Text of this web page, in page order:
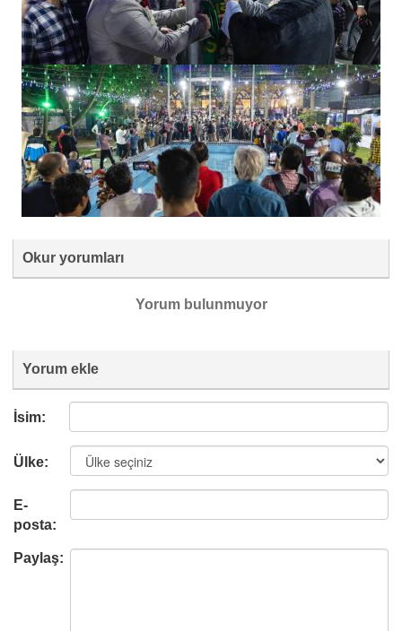
Okur yorumları
Yorum bulunmuyor
Yorum ekle
İsim:
Ülke:
E-
posta:
Paylaş: